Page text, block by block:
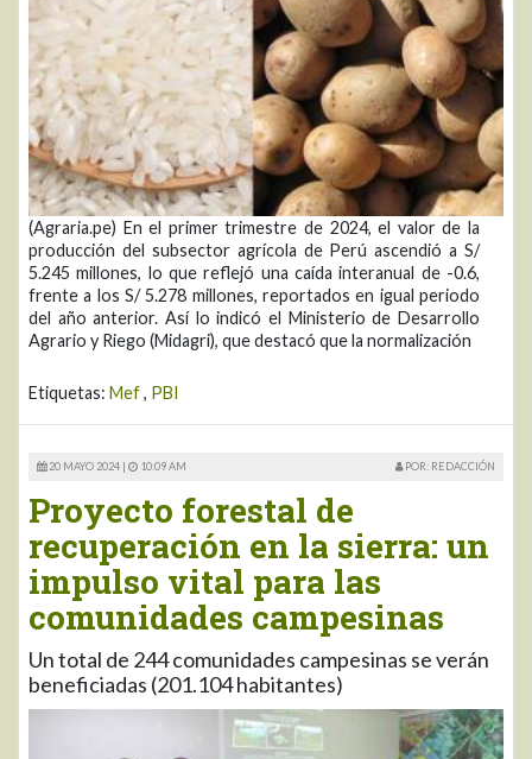
(Agraria.pe) En el primer trimestre de 2024, el valor de la
producción del subsector agrícola de Perú ascendió a S/
5.245 millones, lo que reflejó una caída interanual de -0.6,
frente a los S/ 5.278 millones, reportados en igual periodo
del año anterior. Así lo indicó el Ministerio de Desarrollo
Agrario y Riego (Midagri), que destacó que la normalización
Etiquetas: Mef, PBI
20 MAYO 2024 | 10:09 AM POR: REDACCIÓN
Proyecto forestal de
recuperación en la sierra: un
impulso vital para las
comunidades campesinas
Un total de 244 comunidades campesinas se verán
beneficiadas (201.104 habitantes)